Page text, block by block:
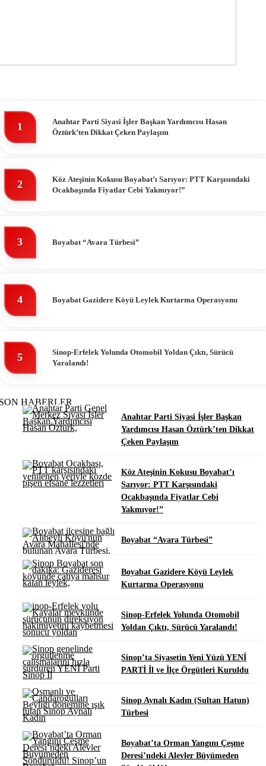
1
Anahtar Parti Siyasi İşler Başkan Yardımcısı Hasan
Öztürk’ten Dikkat Çeken Paylaşım
2
Köz Ateşinin Kokusu Boyabat’ı Sarıyor: PTT Karşısındaki
Ocakbaşında Fiyatlar Cebi Yakmıyor!”
3 Boyabat “Avara Türbesi”
4 Boyabat Gazidere Köyü Leylek Kurtarma Operasyonu
5
Sinop-Erfelek Yolunda Otomobil Yoldan Çıktı, Sürücü
Yaralandı!
HABERLER
Anahtar Parti Siyasi İşler Başkan
Yardımcısı Hasan Öztürk’ten Dikkat
Çeken Paylaşım
Köz Ateşinin Kokusu Boyabat’ı
Sarıyor: PTT Karşısındaki
Ocakbaşında Fiyatlar Cebi
Yakmıyor!”
Boyabat “Avara Türbesi”
Boyabat Gazidere Köyü Leylek
Kurtarma Operasyonu
Sinop-Erfelek Yolunda Otomobil
Yoldan Çıktı, Sürücü Yaralandı!
Sinop’ta Siyasetin Yeni Yüzü YENİ
PARTİ İl ve İlçe Örgütleri Kuruldu
Sinop Aynalı Kadın (Sultan Hatun)
Türbesi
Boyabat’ta Orman Yangını Çeşme
Deresi’ndeki Alevler Büyümeden